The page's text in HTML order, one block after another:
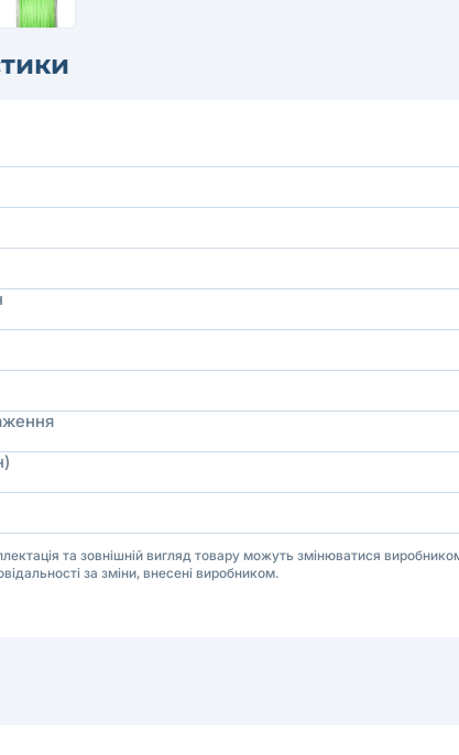
та зовнішній вигляд товару можуть змінюватися
за зміни, внесені виробником.